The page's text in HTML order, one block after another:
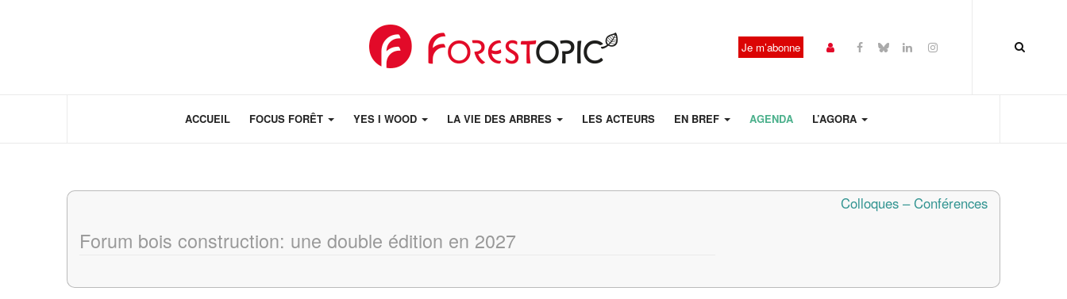
Je m’abonne
ACCUEIL FOCUS FORÊT YES I WOOD LA VIE DES ARBRES LES ACTEURS EN BREF AGENDA L’AGORA
Forum bois construction: une double édition en 2027
Colloques – Conférences